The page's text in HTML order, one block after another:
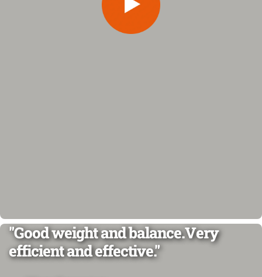
"Good weight and balance.Very
efficient and effective."